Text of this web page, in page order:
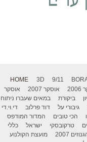
HOME 3D 9/11
אוסקר 2007
אוסקר
ביקורת
במאים שעברו ניתוח
גיבורי על דוד פרלוב
די.וי.די
הכי טובים
המדור המודפס
טרקובסקי ישראל
כללי
2007
מועצת הקולנוע